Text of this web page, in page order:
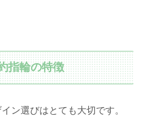
指輪の特徴
ン選びはとても大切です。